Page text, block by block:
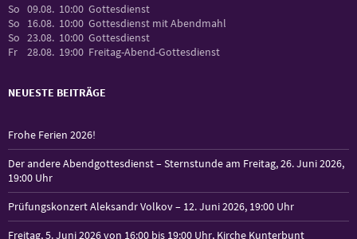
So 09.08. 10:00 Gottesdienst
So
16.08. 10:00 Gottesdienst mit Abendmahl
So 23.08. 10:00 Gottesdienst
Fr
28.08. 19:00 Freitag-Abend-Gottesdienst
NEUESTE BEITRÄGE
Frohe Ferien 2026!
Der andere Abendgottesdienst – Sternstunde am Freitag, 26. Juni 2026,
19:00 Uhr
Prüfungskonzert Aleksandr Volkov – 12. Juni 2026, 19:00 Uhr
Freitag, 5. Juni 2026 von 16:00 bis 19:00 Uhr, Kirche Kunterbunt